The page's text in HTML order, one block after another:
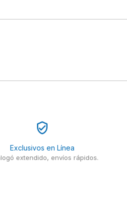
Exclusivos en Línea
extendido, envíos rápidos.